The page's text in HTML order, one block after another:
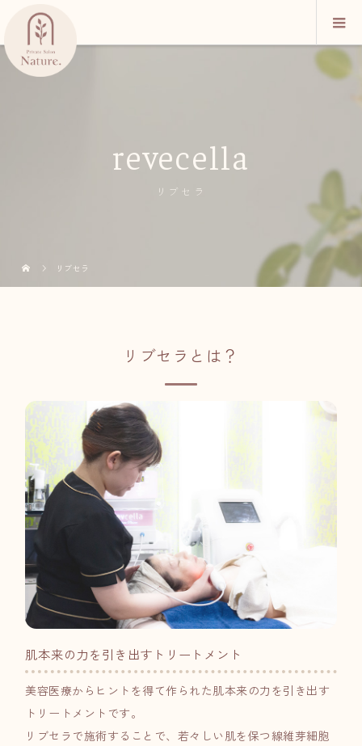
revecella
リブセラ
リブセラ
リブセラとは？
肌本来の力を引き出すトリートメント
美容医療からヒントを得て作られた肌本来の力を引き出す
トリートメントです。
リブセラで施術することで、若々しい肌を保つ線維芽細胞